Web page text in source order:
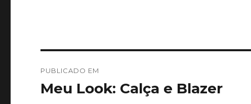
de
PUBLICADO EM
Meu Look: Calça e Blazer